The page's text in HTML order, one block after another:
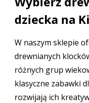
dziecka na
W naszym sklepie
drewnianych
różnych grup
klasyczne zabawki
rozwijają ich